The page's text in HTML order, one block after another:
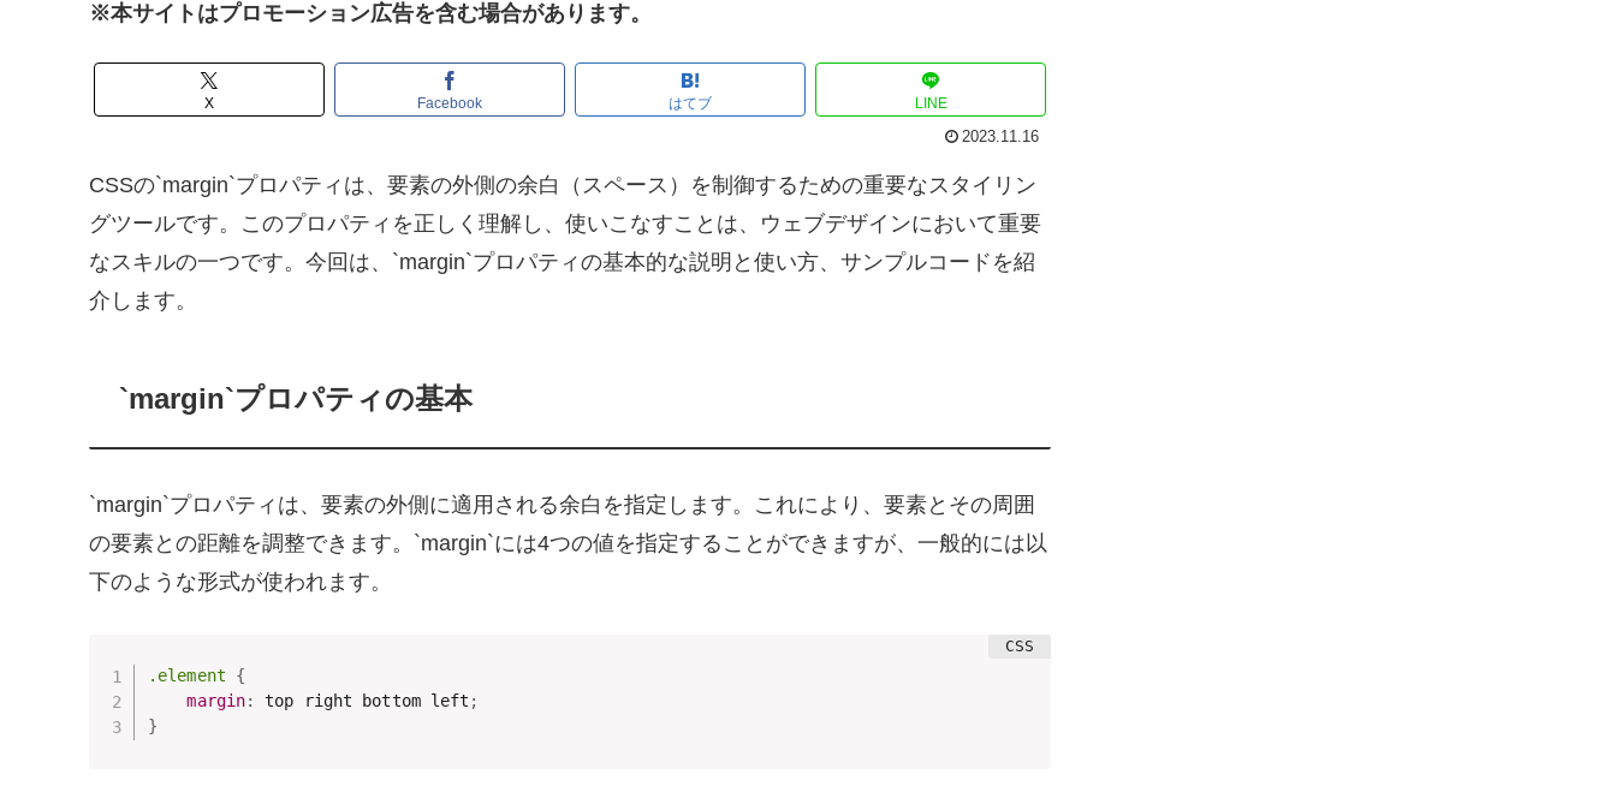
※本サイトはプロモーション広告を含む場合があります。
X Facebook はてブ LINE
2023.11.16
CSSの`margin`プロパティは、要素の外側の余白（スペース）を制御するための重要なスタイリン
グツールです。このプロパティを正しく理解し、使いこなすことは、ウェブデザインにおいて重要
なスキルの一つです。今回は、`margin`プロパティの基本的な説明と使い方、サンプルコードを紹
介します。
`margin`プロパティの基本
`margin`プロパティは、要素の外側に適用される余白を指定します。これにより、要素とその周囲
の要素との距離を調整できます。`margin`には4つの値を指定することができますが、一般的には以
下のような形式が使われます。
.element
{
margin: top right bottom left ;
}